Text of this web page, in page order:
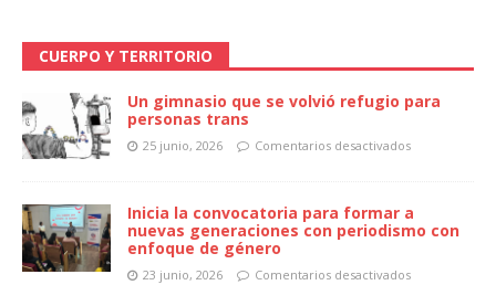
CUERPO Y TERRITORIO
Un gimnasio que se volvió refugio para
personas trans
25 junio, 2026 Comentarios desactivados
Inicia la convocatoria para formar a
nuevas generaciones con periodismo con
enfoque de género
23 junio, 2026 Comentarios desactivados